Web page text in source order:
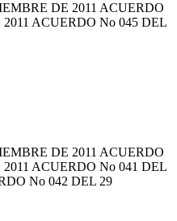
DE 2011 ACUERDO
ACUERDO No 045 DEL
DE 2011 ACUERDO
ACUERDO No 041 DEL
No 042 DEL 29